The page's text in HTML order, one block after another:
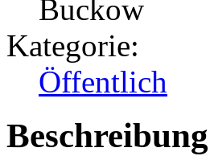
Buckow
Kategorie:
Öffentlich
Beschreibung